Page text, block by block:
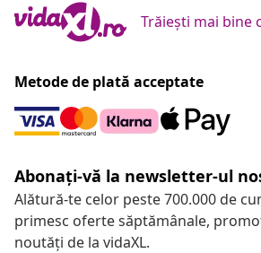
Trăiești mai bine
Metode de plată acceptate
Abonați-vă la newsletter-ul
Alătură-te celor peste 700.000 de
primesc oferte săptămânale,
noutăți de la vidaXL.